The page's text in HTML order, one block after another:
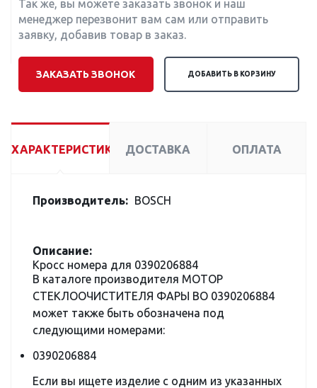
Так же, вы можете заказать звонок и наш
менеджер перезвонит вам сам или отправить
заявку, добавив товар в заказ.
ЗАКАЗАТЬ ЗВОНОК ДОБАВИТЬ В КОРЗИНУ
ХАРАКТЕРИСТИКИ ДОСТАВКА ОПЛАТА
Производитель: BOSCH
Описание:
Кросс номера для 0390206884
В каталоге производителя МОТОР
СТЕКЛООЧИСТИТЕЛЯ ФАРЫ BO 0390206884
может также быть обозначена под
следующими номерами:
0390206884
Если вы ищете изделие с одним из указанных